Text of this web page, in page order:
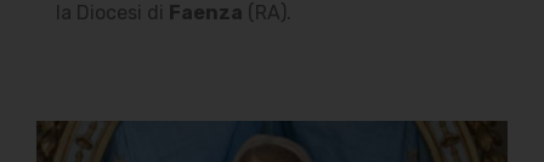
la Diocesi di Faenza (RA).